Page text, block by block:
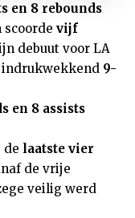
en 8 rebounds
scoorde vijf
debuut voor LA
indrukwekkend 9-
en 8 assists
de laatste vier
de vrije
veilig werd